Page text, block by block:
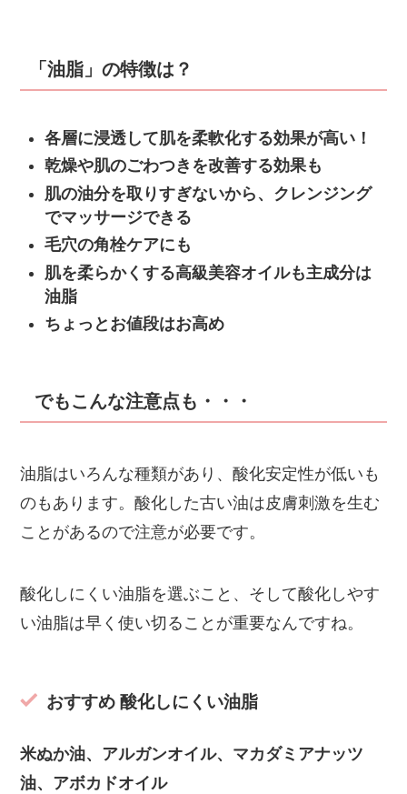
「油脂」の特徴は？
各層に浸透して肌を柔軟化する効果が高い！
乾燥や肌のごわつきを改善する効果も
肌の油分を取りすぎないから、クレンジング
でマッサージできる
毛穴の角栓ケアにも
肌を柔らかくする高級美容オイルも主成分は
油脂
ちょっとお値段はお高め
でもこんな注意点も・・・
油脂はいろんな種類があり、酸化安定性が低いも
のもあります。酸化した古い油は皮膚刺激を生む
ことがあるので注意が必要です。
酸化しにくい油脂を選ぶこと、そして酸化しやす
い油脂は早く使い切ることが重要なんですね。
おすすめ 酸化しにくい油脂
米ぬか油、アルガンオイル、マカダミアナッツ
油、アボカドオイル